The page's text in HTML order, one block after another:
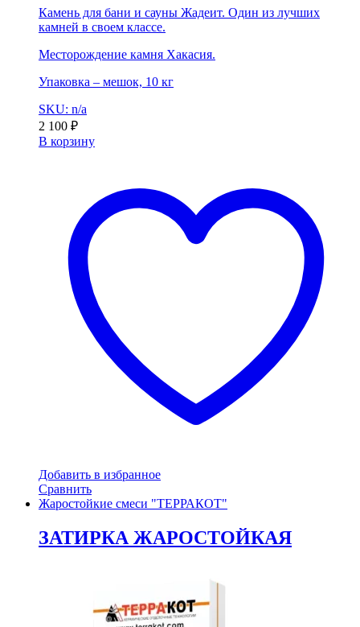
Камень для бани и сауны Жадеит. Один из лучших
камней в своем классе.
Месторождение камня Хакасия.
Упаковка – мешок, 10 кг
SKU: n/a
2 100 ₽
В корзину
Добавить в избранное
Сравнить
Жаростойкие смеси "ТЕРРАКОТ"
ЗАТИРКА ЖАРОСТОЙКАЯ